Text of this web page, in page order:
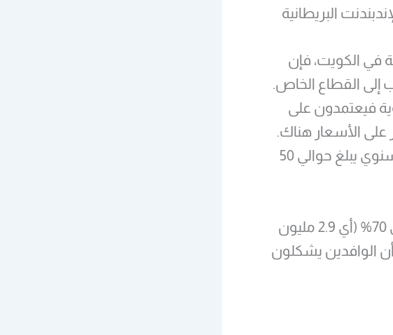
في الكويت، فإن
إلى القطاع الخاص.
فيعتمدون على
على الأسعار هناك.
وعادة ما يدفع الموظفون مبلغاً للتأمين الصحي السنوي يبلغ حوالي 50
وتبلغ نسبة سكان الكويت المولودين بالخارج حوالي 70% (أي 2.9 مليون
أي أن الوافدين يشكلون